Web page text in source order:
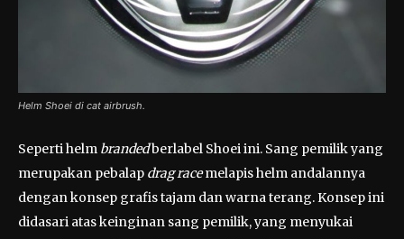
Helm Shoei di cat airbrush.
Seperti helm brandedberlabel Shoei ini. Sang pemilik yang
merupakan pebalap drag racemelapis helm andalannya
dengan konsep grafis tajam dan warna terang. Konsep ini
didasari atas keinginan sang pemilik, yang menyukai